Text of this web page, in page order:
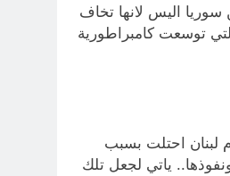
اليس لانها تخاف
توسعت كامبراطورية
لبنان احتلت بسبب
ياتي لجعل تلك